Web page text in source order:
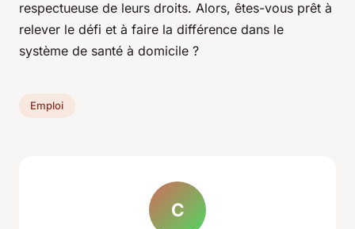
respectueuse de leurs droits. Alors, êtes-vous prêt à
relever le défi et à faire la différence dans le
système de santé à domicile ?
Emploi
C